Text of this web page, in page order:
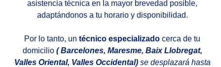
asistencia técnica en la mayor brevedad posible,
adaptándonos a tu horario y disponibilidad.
Por lo tanto, un técnico especializado cerca de tu
domicilio ( Barcelones, Maresme, Baix Llobregat,
Valles Oriental, Valles Occidental) se desplazará hasta